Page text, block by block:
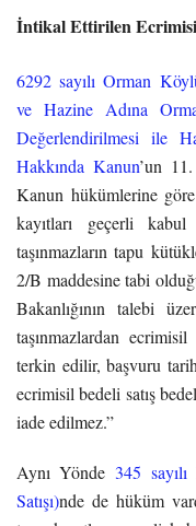
İntikal Ettirilen
6292 sayılı Orman
ve Hazine Adına
Değerlendirilmesi ile
Hakkında Kanun’un
Kanun hükümlerine
kayıtları geçerli
taşınmazların tapu
2/B maddesine tabi
Bakanlığının talebi
taşınmazlardan
terkin edilir, başvuru
ecrimisil bedeli satış
iade edilmez.”
Aynı Yönde 345
Satışı)nde de hüküm